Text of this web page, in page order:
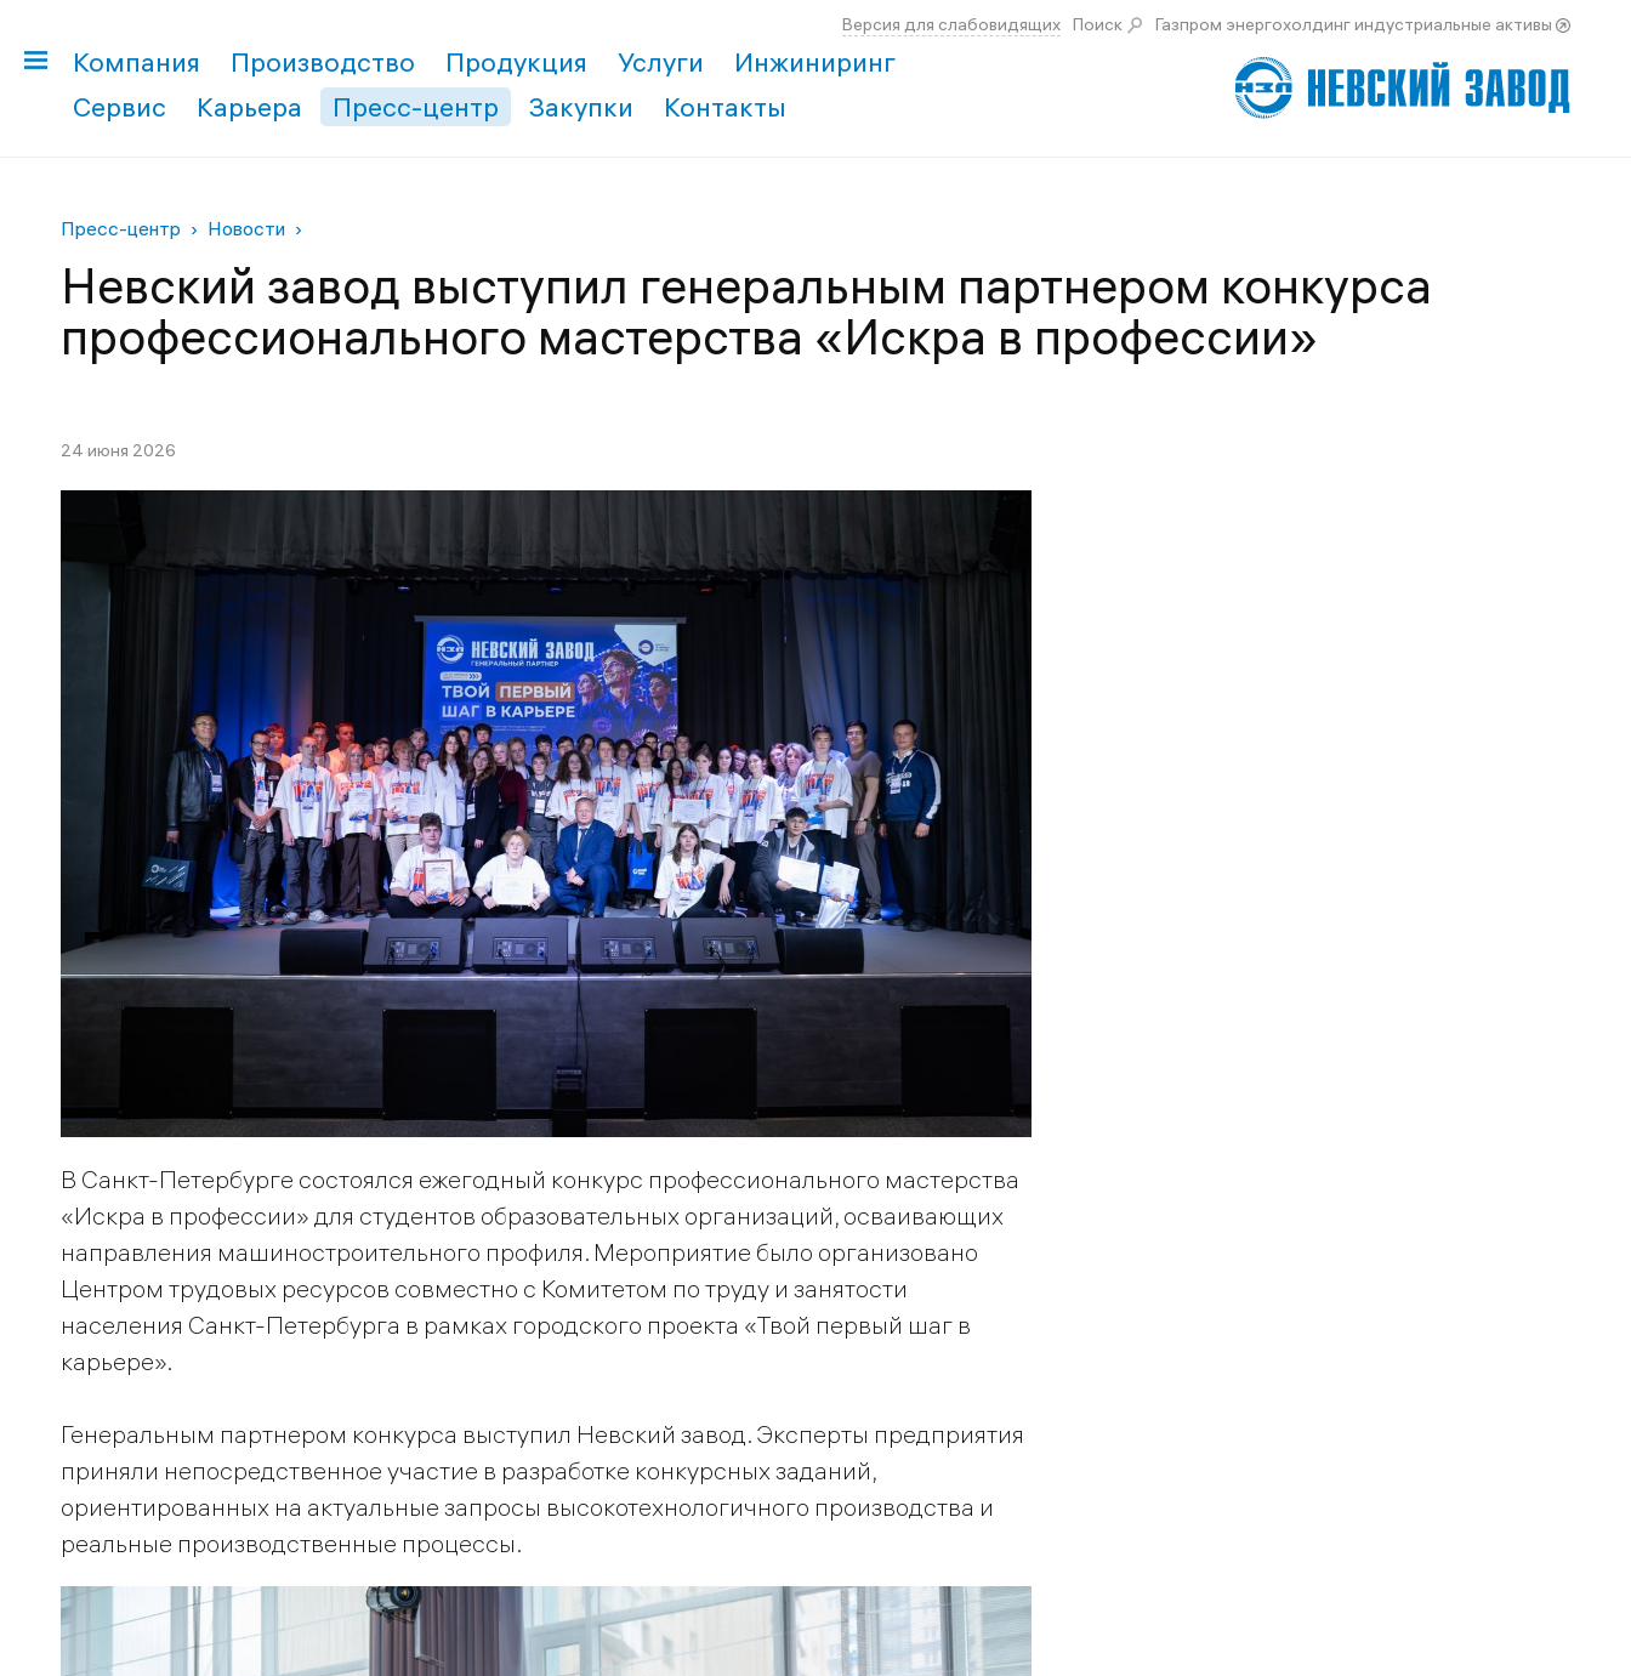
Компания Производство Продукция Услуги
Инжиниринг
Сервис
Карьера Пресс-центр Закупки Контакты
Версия для слабовидящих Поиск Газпром энергохолдинг индустриальные активы
Пресс-центр Новости
Невский завод выступил генеральным партнером конкурса
профессионального мастерства «Искра в профессии»
24 июня 2026
В Санкт-Петербурге состоялся ежегодный конкурс профессионального мастерства
«Искра в профессии» для студентов образовательных организаций, осваивающих
направления машиностроительного профиля. Мероприятие было организовано
Центром трудовых ресурсов совместно с Комитетом по труду и занятости
населения Санкт-Петербурга в рамках городского проекта «Твой первый шаг в
карьере».
Генеральным партнером конкурса выступил Невский завод. Эксперты предприятия
приняли непосредственное участие в разработке конкурсных заданий,
ориентированных на актуальные запросы высокотехнологичного производства и
реальные производственные процессы.